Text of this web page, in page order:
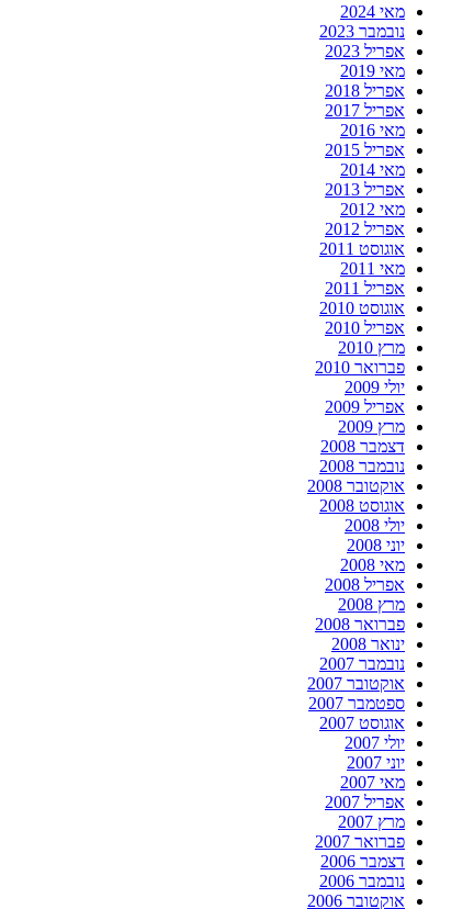
מאי 2024
נובמבר 2023
אפריל 2023
מאי 2019
אפריל 2018
אפריל 2017
מאי 2016
אפריל 2015
מאי 2014
אפריל 2013
מאי 2012
אפריל 2012
אוגוסט 2011
מאי 2011
אפריל 2011
אוגוסט 2010
אפריל 2010
מרץ 2010
פברואר 2010
יולי 2009
אפריל 2009
מרץ 2009
דצמבר 2008
נובמבר 2008
אוקטובר 2008
אוגוסט 2008
יולי 2008
יוני 2008
מאי 2008
אפריל 2008
מרץ 2008
פברואר 2008
ינואר 2008
נובמבר 2007
אוקטובר 2007
ספטמבר 2007
אוגוסט 2007
יולי 2007
יוני 2007
מאי 2007
אפריל 2007
מרץ 2007
פברואר 2007
דצמבר 2006
נובמבר 2006
אוקטובר 2006